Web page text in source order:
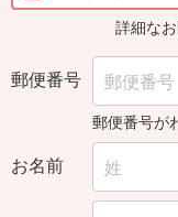
詳細な
郵便番号
郵便番号が
お名前